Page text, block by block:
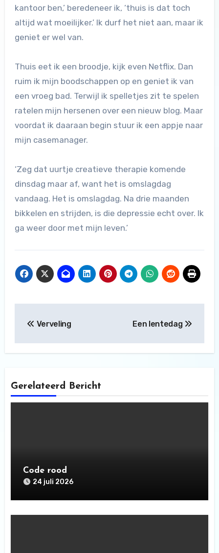
kantoor ben,’ beredeneer ik, ‘thuis is dat toch
altijd wat moeilijker.’ Ik durf het niet aan, maar ik
geniet er wel van.
Thuis eet ik een broodje, kijk even Netflix. Dan
ruim ik mijn boodschappen op en geniet ik van
een vroeg bad. Terwijl ik spelletjes zit te spelen
ratelen mijn hersenen over een nieuw blog. Maar
voordat ik daaraan begin stuur ik een appje naar
mijn casemanager.
‘Zeg dat uurtje creatieve therapie komende
dinsdag maar af, want het is omslagdag
vandaag. Het is omslagdag. Na drie maanden
bikkelen en strijden, is die depressie echt over. Ik
ga weer door met mijn leven.’
navigatie
Verveling Een lentedag
Gerelateerd Bericht
Code rood
24 juli 2026